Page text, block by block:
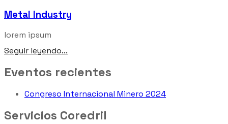
Metal Industry
lorem ipsum
Seguir leyendo...
Eventos recientes
Congreso Internacional Minero 2024
Servicios Coredril